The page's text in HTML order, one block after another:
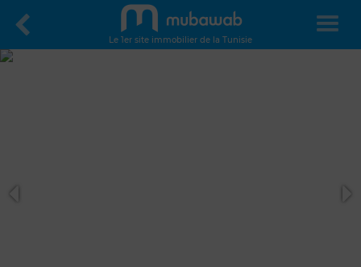
Le 1er site immobilier de la Tunisie